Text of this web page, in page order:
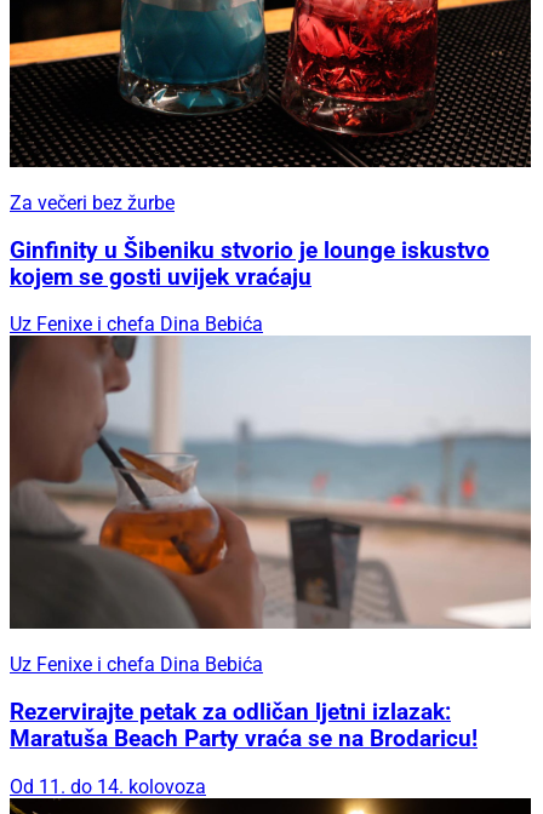
Za večeri bez žurbe
Ginfinity u Šibeniku stvorio je lounge iskustvo
kojem se gosti uvijek vraćaju
Uz Fenixe i chefa Dina Bebića
Uz Fenixe i chefa Dina Bebića
Rezervirajte petak za odličan ljetni izlazak:
Maratuša Beach Party vraća se na Brodaricu!
Od 11. do 14. kolovoza